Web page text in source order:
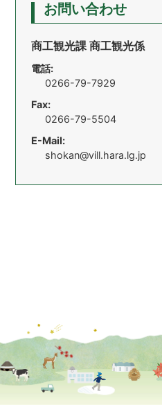
お問い合わせ
商工観光課 商工観光係
電話:
0266-79-7929
Fax:
0266-79-5504
E-Mail:
shokan@vill.hara.lg.jp